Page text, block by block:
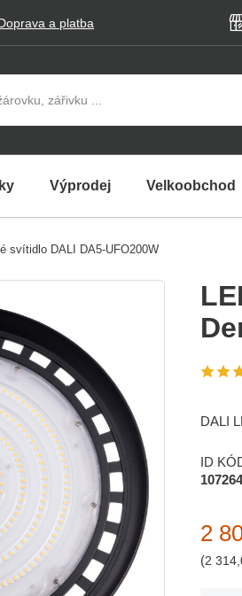
a platba
Výprodej Velkoobchod
svítidlo DALI DA5-UFO200W
DALI
ID
107264
2
(2